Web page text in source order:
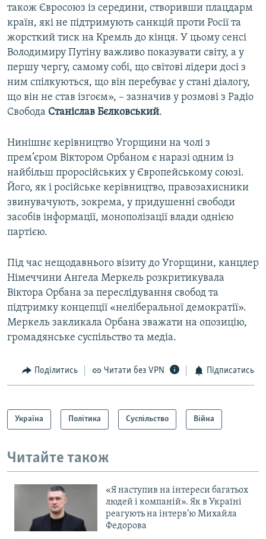
також Євросоюз із середини, створивши плацдарм
країн, які не підтримують санкцій проти Росії та
жорсткий тиск на Кремль до кінця. У цьому сенсі
Володимиру Путіну важливо показувати світу, а у
першу чергу, самому собі, що світові лідери досі з
ним спілкуються, що він перебуває у стані діалогу,
що він не став ізгоєм», – зазначив у розмові з Радіо
Свобода Станіслав Бєлковський.
Нинішнє керівництво Угорщини на чолі з
прем’єром Віктором Орбаном є наразі одним із
найбільш проросійських у Європейському союзі.
Його, як і російське керівництво, правозахисники
звинувачують, зокрема, у придушенні свободи
засобів інформації, монополізації влади однією
партією.
Під час нещодавнього візиту до Угорщини, канцлер
Німеччини Ангела Меркель розкритикувала
Віктора Орбана за переслідування свобод та
підтримку концепції «неліберальної демократії».
Меркель закликала Орбана зважати на опозицію,
громадянське суспільство та медіа.
Поділитись Читати без VPN Підписатись
Україна Політика Суспільство Війна
Читайте також
«Я наступив на інтереси багатьох
людей і компаній». Як в Україні
реагують на інтерв’ю Михайла
Федорова